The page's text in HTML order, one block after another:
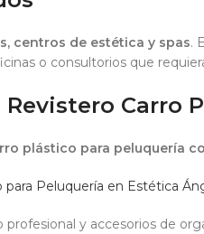
centros de estética y spas.
o consultorios que
Carro
plástico para peluquería
Peluquería en Estética
y accesorios de